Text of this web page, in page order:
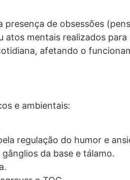
de obsessões
mentais realizados para
afetando o
e ambientais:
regulação do humor e
da base e tálamo.